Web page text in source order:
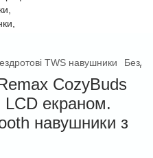
TWS навушники
CozyBuds
екраном.
навушники з